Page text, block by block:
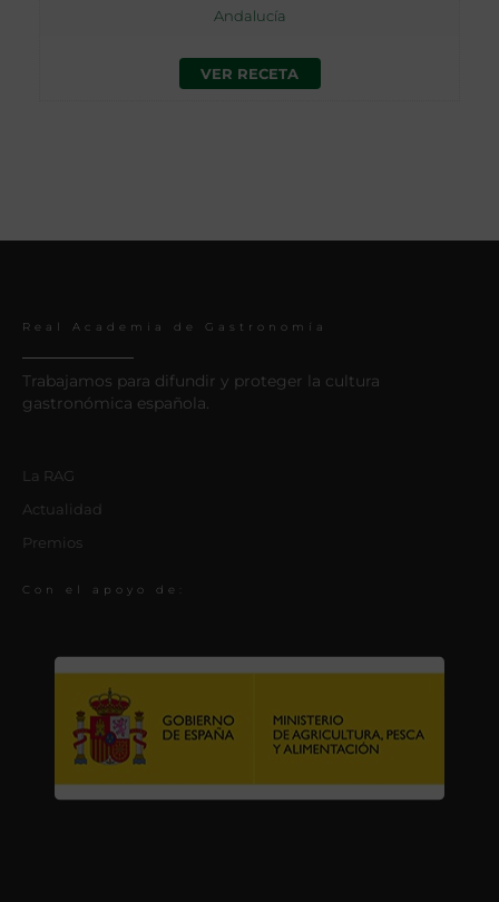
Andalucía
VER RECETA
Real Academia de Gastronomía
Trabajamos para difundir y proteger la cultura
gastronómica española.
La RAG
Actualidad
Premios
Con el apoyo de: